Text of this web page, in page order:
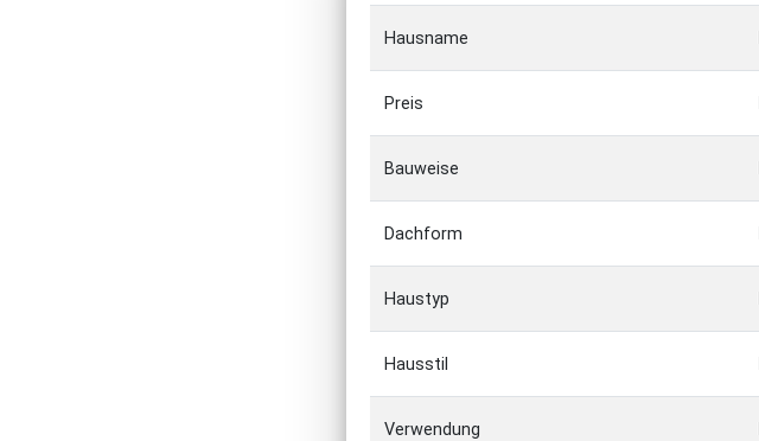
Hausname
Preis
Bauweise
Dachform
Haustyp
Hausstil
Verwendung